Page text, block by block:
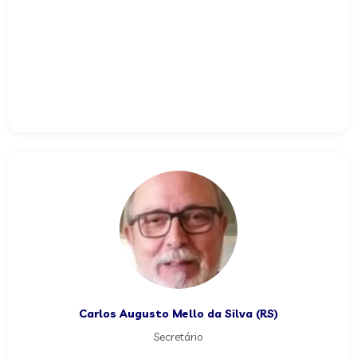
Carlos Augusto Mello da Silva (RS)
Secretário